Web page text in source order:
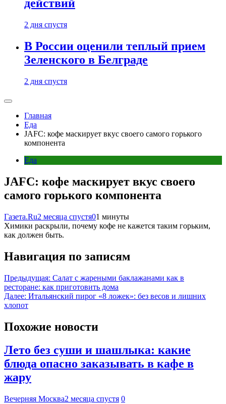
действий
2 дня спустя
В России оценили теплый прием
Зеленского в Белграде
2 дня спустя
Главная
Еда
JAFC: кофе маскирует вкус своего самого горького
компонента
Еда
JAFC: кофе маскирует вкус своего
самого горького компонента
Газета.Ru2 месяца спустя01 минуты
Химики раскрыли, почему кофе не кажется таким горьким,
как должен быть.
Навигация по записям
Предыдущая: Салат с жареными баклажанами как в
ресторане: как приготовить дома
Далее: Итальянский пирог «8 ложек»: без весов и лишних
хлопот
Похожие новости
Лето без суши и шашлыка: какие
блюда опасно заказывать в кафе в
жару
Вечерняя Москва2 месяца спустя 0